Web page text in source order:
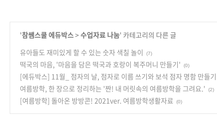
'참쌤스쿨 에듀박스>수업자료 나눔' 카테고리의 다른 글
유아들도 재미있게 할 수 있는 숫자 색칠 놀이
(7)
떡국의 마음, '마음을 담은 떡국과 호랑이 복주머니 만들기' (0)
[에듀박스] 11월_ 점자의 날, 점자로 이름 쓰기와 보석 점자 명함 만들기
여름방학, 한 장으로 정리하는 '짠! 내 머릿속의 여름방학을 그려요.'
(2)
[여름방학] 돌아온 방방콘! 2021ver. 여름방학생활자료 (0)